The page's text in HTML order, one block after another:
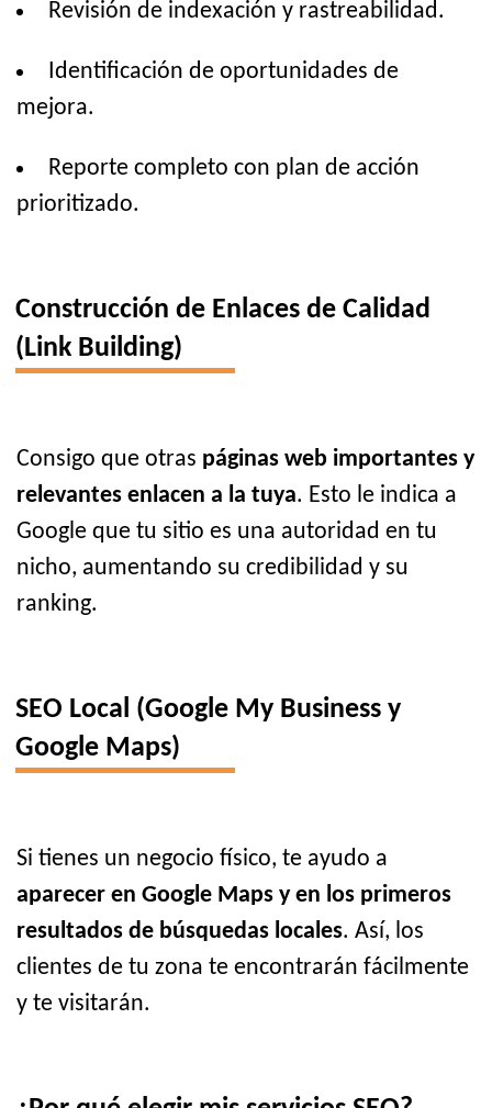
Revisión de indexación y rastreabilidad.
Identificación de oportunidades de
mejora.
Reporte completo con plan de acción
prioritizado.
Construcción de Enlaces de Calidad
(Link Building)
Consigo que otras páginas web importantes y
relevantes enlacen a la tuya. Esto le indica a
Google que tu sitio es una autoridad en tu
nicho, aumentando su credibilidad y su
ranking.
SEO Local (Google My Business y
Google Maps)
Si tienes un negocio físico, te ayudo a
aparecer en Google Maps y en los primeros
resultados de búsquedas locales. Así, los
clientes de tu zona te encontrarán fácilmente
y te visitarán.